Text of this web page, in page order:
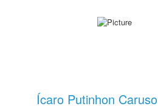
Ícaro Putinhon Caruso